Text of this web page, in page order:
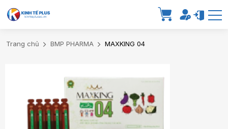
Trang chủ BMP PHARMA MAXKING 04